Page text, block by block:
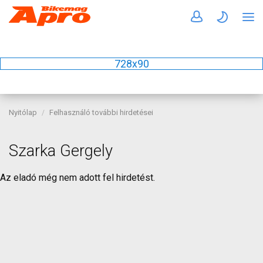
728x90
Nyitólap Felhasználó további hirdetései
Szarka Gergely
Az eladó még nem adott fel hirdetést.